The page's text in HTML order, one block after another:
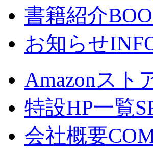
書籍紹介
お知らせ
Amazonスト
特設HP一覧
会社概要